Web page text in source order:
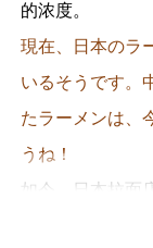
的浓度。
現在、日本のラ
いるそうです。
たラーメンは、
うね！
如今，日本拉
本经过本土进化